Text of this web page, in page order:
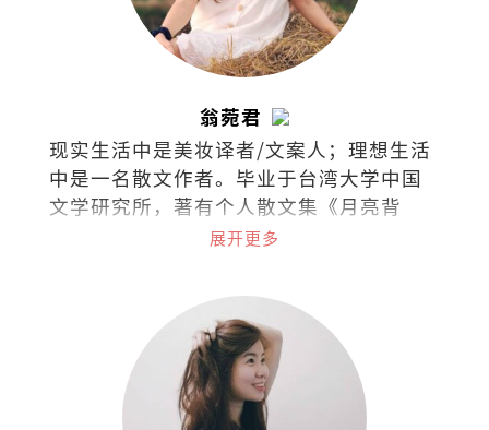
翁菀君
现实生活中是美妆译者/文案人；理想生活
中是一名散文作者。毕业于台湾大学中国
文学研究所，著有个人散文集《月亮背
面》和《文字烧》。喜欢跑步、放空、撸
书，爱面包也爱梦想，集所有矛盾于一身
的困惑之人。
展开更多